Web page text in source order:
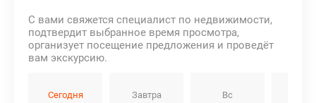
С вами свяжется специалист по недвижимости,
подтвердит выбранное время просмотра,
организует посещение предложения и проведёт
вам экскурсию.
Сегодня Завтра Вс